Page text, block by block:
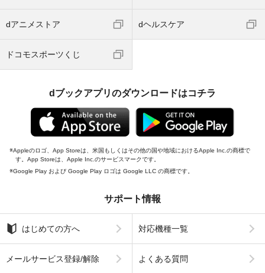
dアニメストア dヘルスケア
ドコモスポーツくじ
dブックアプリのダウンロードはコチラ
Appleのロゴ、App Storeは、米国もしくはその他の国や地域におけるApple Inc.の商標で
す。App Storeは、Apple Inc.のサービスマークです。
Google Play および Google Play ロゴは Google LLC の商標です。
サポート情報
はじめての方へ 対応機種一覧
メールサービス登録/解除 よくある質問